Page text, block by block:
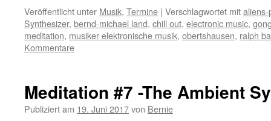
Veröffentlicht unter Musik, Termine | Verschlagwortet mit
Synthesizer, bernd-michael land, chill out, electronic music,
meditation, musiker elektronische musik, obertshausen, ralph
Kommentare
Meditation #7 -The Ambient
Publiziert am 19. Juni 2017von Bernie